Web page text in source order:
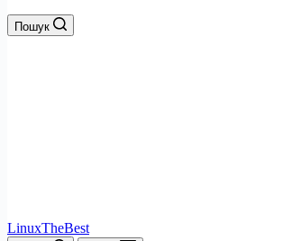
Пошук
LinuxTheBest